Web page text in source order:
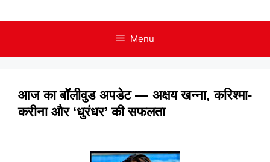
Menu
आज का बॉलीवुड अपडेट — अक्षय खन्ना, करिश्मा-
करीना और ‘धुरंधर’ की सफलता